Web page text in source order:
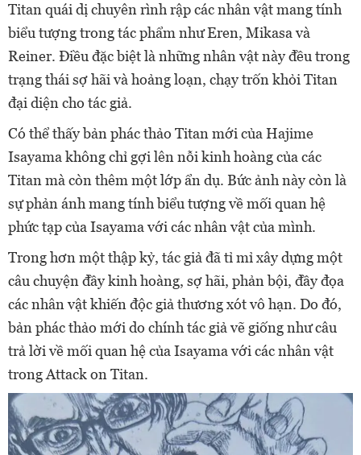
Titan quái dị chuyên rình rập các nhân vật mang tính
biểu tượng trong tác phẩm như Eren, Mikasa và
Reiner. Điều đặc biệt là những nhân vật này đều trong
trạng thái sợ hãi và hoảng loạn, chạy trốn khỏi Titan
đại diện cho tác giả.
Có thể thấy bản phác thảo Titan mới của Hajime
Isayama không chỉ gợi lên nỗi kinh hoàng của các
Titan mà còn thêm một lớp ẩn dụ. Bức ảnh này còn là
sự phản ánh mang tính biểu tượng về mối quan hệ
phức tạp của Isayama với các nhân vật của mình.
Trong hơn một thập kỷ, tác giả đã tỉ mỉ xây dựng một
câu chuyện đầy kinh hoàng, sợ hãi, phản bội, đầy đọa
các nhân vật khiến độc giả thương xót vô hạn. Do đó,
bản phác thảo mới do chính tác giả vẽ giống như câu
trả lời về mối quan hệ của Isayama với các nhân vật
trong Attack on Titan.